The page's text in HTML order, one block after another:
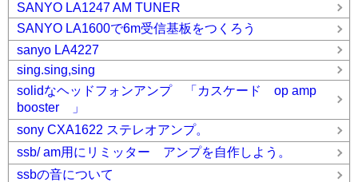
SANYO LA1247 AM TUNER
SANYO LA1600で6m受信基板をつくろう
sanyo LA4227
sing.sing,sing
solidなヘッドフォンアンプ 「カスケード op amp
booster 」
sony CXA1622 ステレオアンプ。
ssb/ am用にリミッター アンプを自作しよう。
ssbの音について